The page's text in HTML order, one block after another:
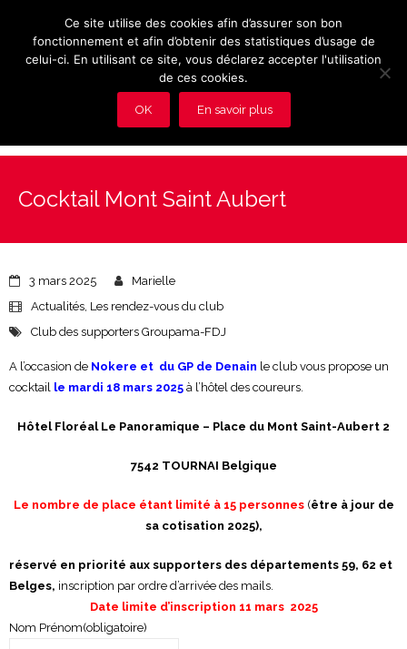
Vidéos
Cocktail Mont Saint Aubert
3 mars 2025
Marielle
Actualités, Les rendez-vous du club
Club des supporters Groupama-FDJ
A l’occasion de Nokere et du GP de Denain le club vous propose un
cocktail le mardi 18 mars 2025 à l’hôtel des coureurs.
Hôtel Floréal Le Panoramique – Place du Mont Saint-Aubert 2
7542 TOURNAI Belgique
Le nombre de place étant limité à 15 personnes(être à jour de
sa cotisation 2025),
réservé en priorité aux supporters des départements 59, 62 et
Belges, inscription par ordre d’arrivée des mails.
Date limite d’inscription 11 mars 2025
Nom Prénom(obligatoire)
Ce site utilise des cookies afin d’assurer son bon
fonctionnement et afin d’obtenir des statistiques d’usage de
celui-ci. En utilisant ce site, vous déclarez accepter l'utilisation
de ces cookies.
OK En savoir plus